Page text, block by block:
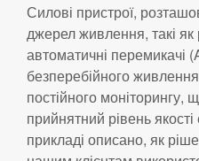
Силові пристрої,
джерел живлення, такі як
автоматичні перемикачі
безперебійного
постійного моніторингу,
прийнятний рівень
прикладі описано, як